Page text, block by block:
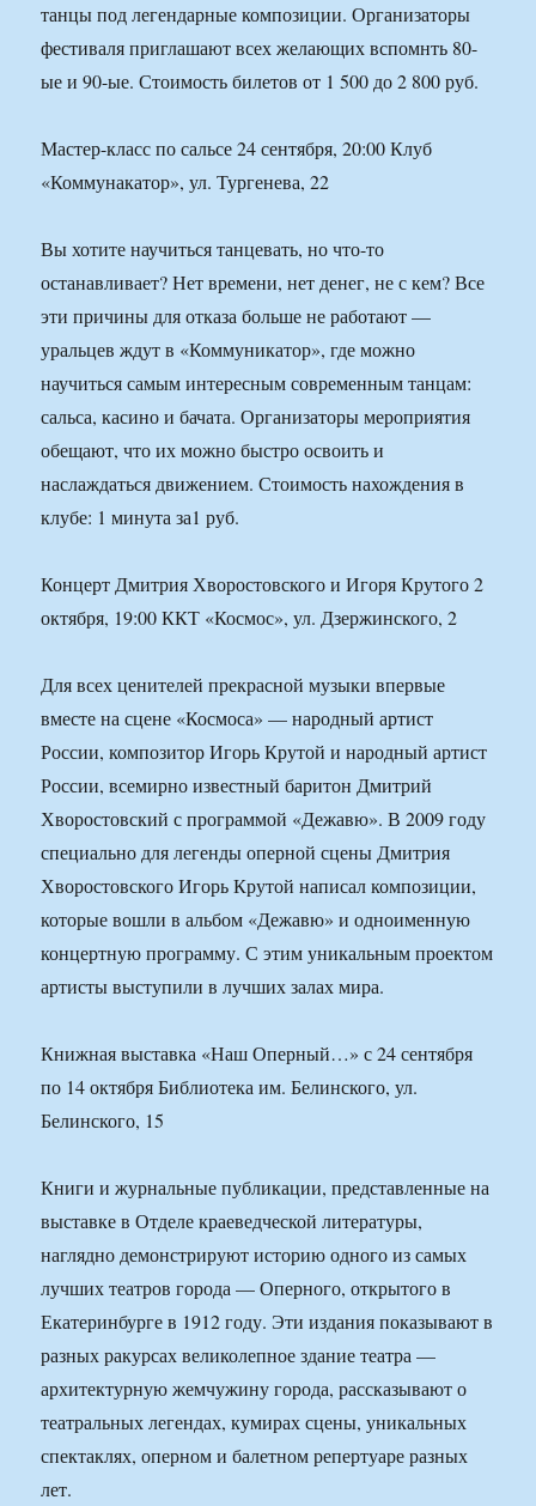
танцы под легендарные композиции. Организаторы
фестиваля приглашают всех желающих вспомнть 80-
ые и 90-ые. Стоимость билетов от 1 500 до 2 800 руб.
Мастер-класс по сальсе 24 сентября, 20:00 Клуб
«Коммунакатор», ул. Тургенева, 22
Вы хотите научиться танцевать, но что-то
останавливает? Нет времени, нет денег, не с кем? Все
эти причины для отказа больше не работают —
уральцев ждут в «Коммуникатор», где можно
научиться самым интересным современным танцам:
сальса, касино и бачата. Организаторы мероприятия
обещают, что их можно быстро освоить и
наслаждаться движением. Стоимость нахождения в
клубе: 1 минута за1 руб.
Концерт Дмитрия Хворостовского и Игоря Крутого 2
октября, 19:00 ККТ «Космос», ул. Дзержинского, 2
Для всех ценителей прекрасной музыки впервые
вместе на сцене «Космоса» — народный артист
России, композитор Игорь Крутой и народный артист
России, всемирно известный баритон Дмитрий
Хворостовский с программой «Дежавю». В 2009 году
специально для легенды оперной сцены Дмитрия
Хворостовского Игорь Крутой написал композиции,
которые вошли в альбом «Дежавю» и одноименную
концертную программу. С этим уникальным проектом
артисты выступили в лучших залах мира.
Книжная выставка «Наш Оперный…» с 24 сентября
по 14 октября Библиотека им. Белинского, ул.
Белинского, 15
Книги и журнальные публикации, представленные на
выставке в Отделе краеведческой литературы,
наглядно демонстрируют историю одного из самых
лучших театров города — Оперного, открытого в
Екатеринбурге в 1912 году. Эти издания показывают в
разных ракурсах великолепное здание театра —
архитектурную жемчужину города, рассказывают о
театральных легендах, кумирах сцены, уникальных
спектаклях, оперном и балетном репертуаре разных
лет.